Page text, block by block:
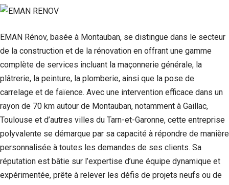
EMAN Rénov, basée à Montauban, se distingue dans le secteur
de la construction et de la rénovation en offrant une gamme
complète de services incluant la maçonnerie générale, la
plâtrerie, la peinture, la plomberie, ainsi que la pose de
carrelage et de faïence. Avec une intervention efficace dans un
rayon de 70 km autour de Montauban, notamment à Gaillac,
Toulouse et d’autres villes du Tarn-et-Garonne, cette entreprise
polyvalente se démarque par sa capacité à répondre de manière
personnalisée à toutes les demandes de ses clients. Sa
réputation est bâtie sur l’expertise d’une équipe dynamique et
expérimentée, prête à relever les défis de projets neufs ou de